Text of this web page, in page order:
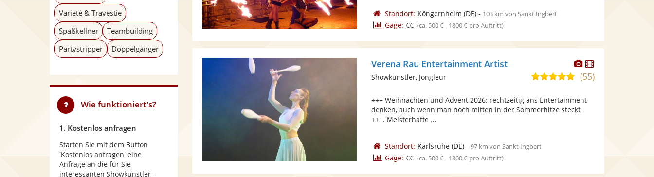
Standort: Köngernheim (DE)- 103 km von Sankt Ingbert
Gage: €€ (ca. 500 € - 1800 € pro Auftritt)
Dieser
Künstler
stellt
bereit.
Dieser
Künstler
Verena Rau Entertainment Artist
4,9
5
Sternen
(55)
Showkünstler, Jongleur
+++ Weihnachten und Advent 2026: rechtzeitig ans Entertainment
denken, auch wenn man noch mitten in der Sommerhitze steckt
+++. Meisterhafte ...
Standort: Karlsruhe(DE)- 97 km von Sankt Ingbert
Gage: €€ (ca. 500 € - 1800 € pro Auftritt)
Varieté & Travestie
Spaßkellner
Teambuilding
Partystripper
Doppelgänger
Wie funktioniert's?
1. Kostenlos anfragen
Starten Sie mit dem Button
'Kostenlos anfragen' eine
Anfrage an die für Sie
interessanten Showkünstler -